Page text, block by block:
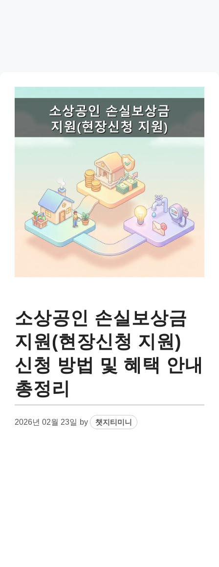
소상공인 손실보상금
지원(현장신청 지원)
신청 방법 및 혜택 안내
총정리
2026년 02월 23일 by 챗지티미니